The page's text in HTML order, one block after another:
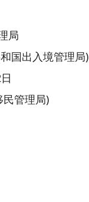
局
国出入境管理局)
民管理局)